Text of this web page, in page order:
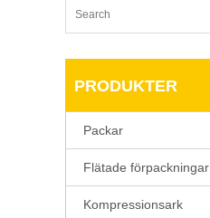
PRODUKTER
Packar
Flätade förpackningar
Kompressionsark